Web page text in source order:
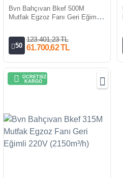
Bvn Bahçıvan Bkef 500M
Mutfak Egzoz Fanı Geri Eğimli
50
123.401,23 TL
61.700,62 TL
ÜCRETSİZ
KARGO